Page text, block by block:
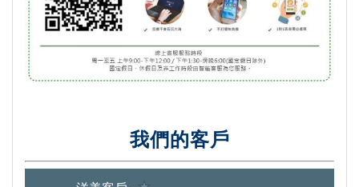
我們的客戶